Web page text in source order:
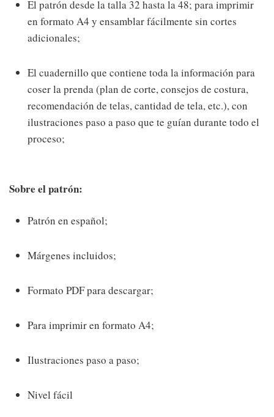
El patrón desde la talla 32 hasta la 48; para imprimir
en formato A4 y ensamblar fácilmente sin cortes
adicionales;
El cuadernillo que contiene toda la información para
coser la prenda (plan de corte, consejos de costura,
recomendación de telas, cantidad de tela, etc.), con
ilustraciones paso a paso que te guían durante todo el
proceso;
Sobre el patrón:
Patrón en español;
Márgenes incluidos;
Formato PDF para descargar;
Para imprimir en formato A4;
Ilustraciones paso a paso;
Nivel fácil